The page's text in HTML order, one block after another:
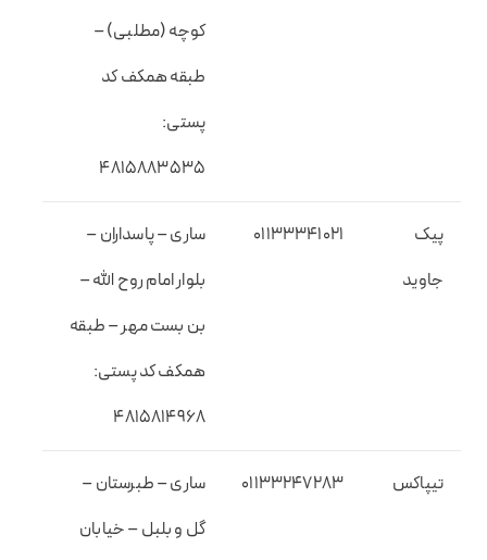
کوچه (مطلبی) –
طبقه همکف کد
پستی:
۴۸۱۵۸۸۳۵۳۵
پیک
جاوید
01133341021
ساری – پاسداران –
بلوار امام روح الله –
بن بست مهر – طبقه
همکف کد پستی:
۴۸۱۵۸۱۴۹۶۸
تیپاکس 01133247283
ساری – طبرستان –
گل و بلبل – خیابان